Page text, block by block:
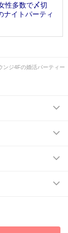
性多数で〆切
ナイトパーティ
ンジ4Fの婚活パーティー